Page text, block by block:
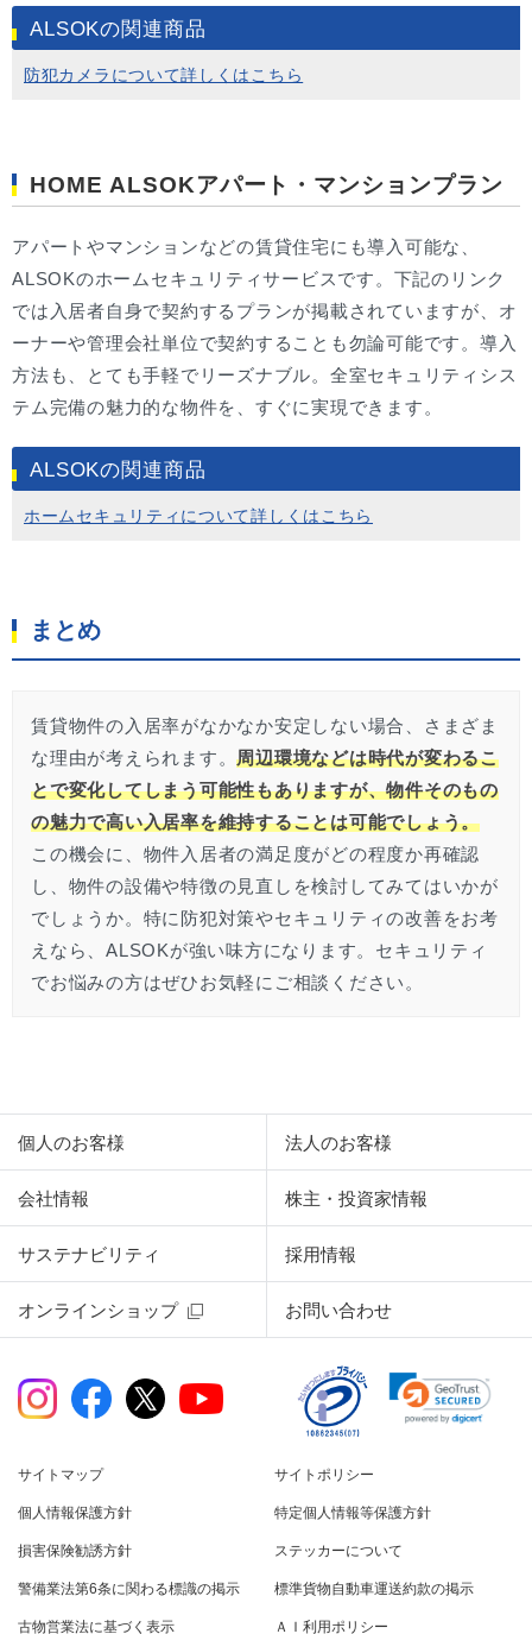
ALSOKの関連商品
防犯カメラについて詳しくはこちら
HOME ALSOKアパート・マンションプラン
アパートやマンションなどの賃貸住宅にも導入可能な、
ALSOKのホームセキュリティサービスです。下記のリンク
では入居者自身で契約するプランが掲載されていますが、オ
ーナーや管理会社単位で契約することも勿論可能です。導入
方法も、とても手軽でリーズナブル。全室セキュリティシス
テム完備の魅力的な物件を、すぐに実現できます。
ALSOKの関連商品
ホームセキュリティについて詳しくはこちら
まとめ
賃貸物件の入居率がなかなか安定しない場合、さまざま
な理由が考えられます。周辺環境などは時代が変わるこ
とで変化してしまう可能性もありますが、物件そのもの
の魅力で高い入居率を維持することは可能でしょう。
この機会に、物件入居者の満足度がどの程度か再確認
し、物件の設備や特徴の見直しを検討してみてはいかが
でしょうか。特に防犯対策やセキュリティの改善をお考
えなら、ALSOKが強い味方になります。セキュリティ
でお悩みの方はぜひお気軽にご相談ください。
個人のお客様 法人のお客様
会社情報 株主・投資家情報
サステナビリティ
オンラインショップ お問い合わせ
採用情報
サイトマップ サイトポリシー
個人情報保護方針 特定個人情報等保護方針
損害保険勧誘方針 ステッカーについて
警備業法第6条に関わる標識の掲示 標準貨物自動車運送約款の掲示
古物営業法に基づく表示 ＡＩ利用ポリシー